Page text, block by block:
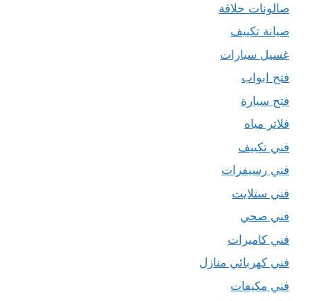
صالونات حلاقة
صيانة تكييف
غسيل سيارات
فتح ابواب
فتح سيارة
فلاتر مياه
فني تكييف
فني رسيفرات
فني ستلايت
فني صحي
فني كاميرات
فني كهربائي منازل
فني مكيفات